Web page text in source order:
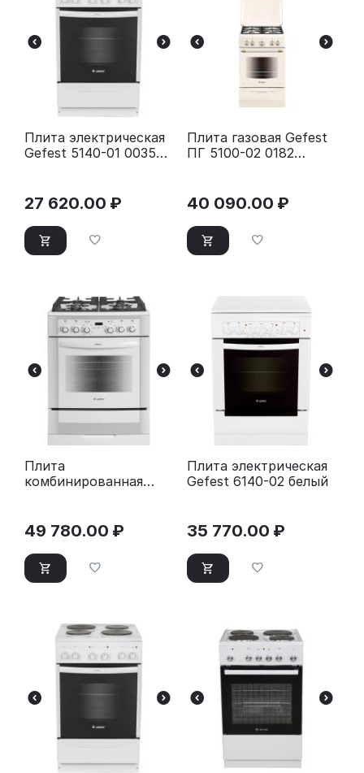
Плита электрическая
Gefest 5140-01 0035
27 620.00 ₽
Плита газовая Gefest
ПГ 5100-02 0182
40 090.00 ₽
Плита
комбинированная
49 780.00 ₽
Плита электрическая
Gefest 6140-02 белый
35 770.00 ₽